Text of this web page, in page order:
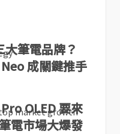
筆電品牌？
成關鍵推手
OLED 要來
電市場大爆發